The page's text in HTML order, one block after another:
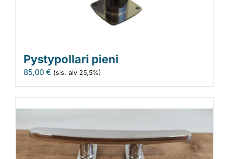
Pystypollari pieni
85,00 € (sis. alv 25,5%)